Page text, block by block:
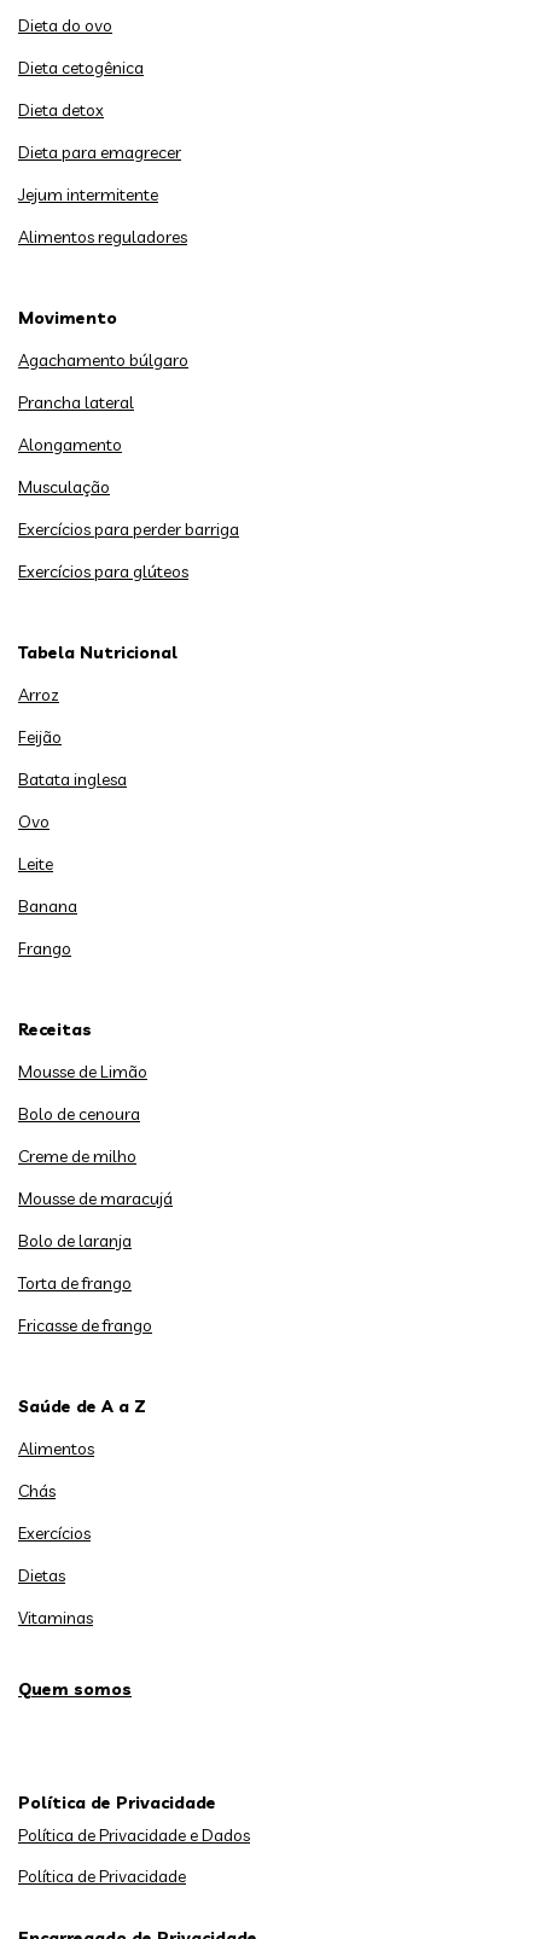
Dieta do ovo
Dieta cetogênica
Dieta detox
Dieta para emagrecer
Jejum intermitente
Alimentos reguladores
Movimento
Agachamento búlgaro
Prancha lateral
Alongamento
Musculação
Exercícios para perder barriga
Exercícios para glúteos
Tabela Nutricional
Arroz
Feijão
Batata inglesa
Ovo
Leite
Banana
Frango
Receitas
Mousse de Limão
Bolo de cenoura
Creme de milho
Mousse de maracujá
Bolo de laranja
Torta de frango
Fricasse de frango
Saúde de A a Z
Alimentos
Chás
Exercícios
Dietas
Vitaminas
Quem somos
Política de Privacidade
Política de Privacidade e Dados
Política de Privacidade